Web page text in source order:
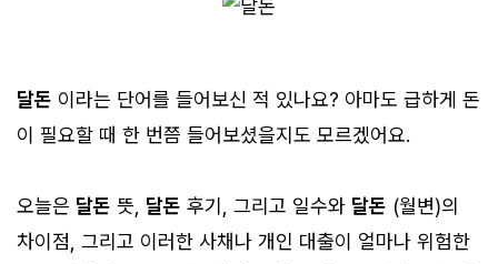
달돈 이라는 단어를 들어보신 적 있나요? 아마도 급하게 돈
이 필요할 때 한 번쯤 들어보셨을지도 모르겠어요.
오늘은 달돈 뜻, 달돈 후기, 그리고 일수와 달돈 (월변)의
차이점, 그리고 이러한 사채나 개인 대출이 얼마나 위험한